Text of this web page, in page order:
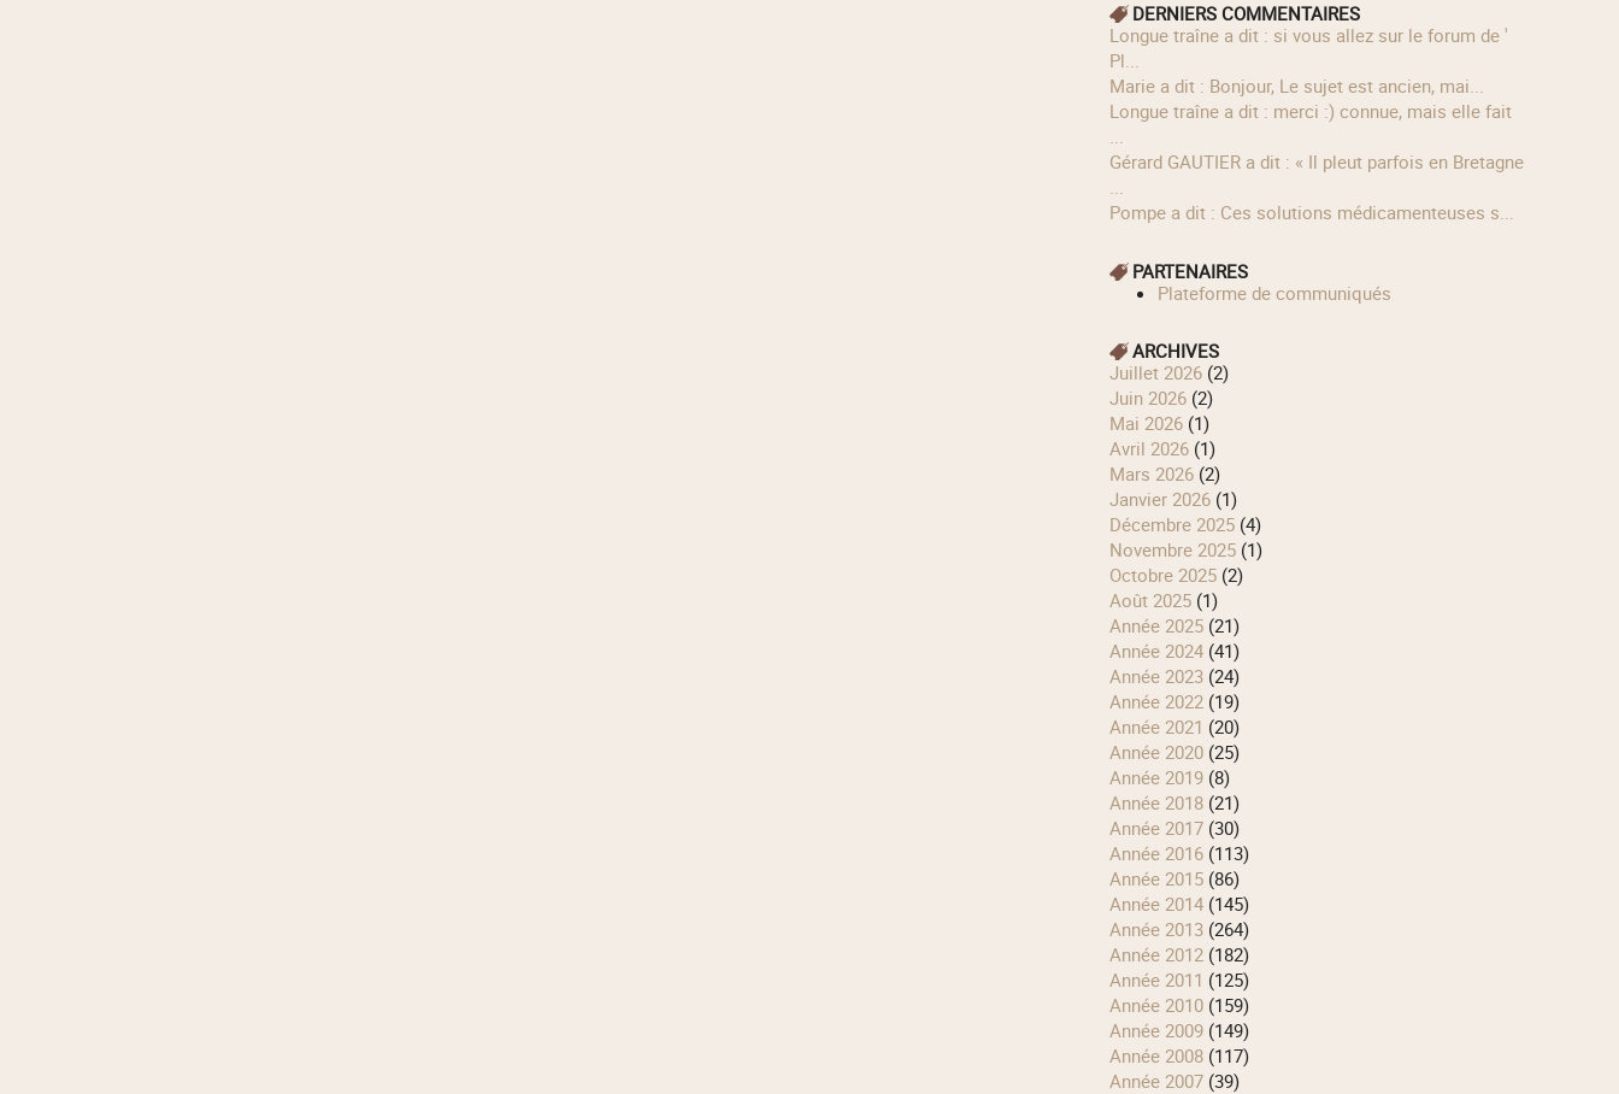
DERNIERS COMMENTAIRES
longue traîne a dit : si vous allez sur le forum de '
Pl...
Marie a dit : Bonjour, Le sujet est ancien, mai...
longue traîne a dit : merci :) connue, mais elle fait
...
Gérard GAUTIER a dit : « Il pleut parfois en Bretagne
...
Pompe a dit : Ces solutions médicamenteuses s...
PARTENAIRES
Plateforme de communiqués
ARCHIVES
juillet 2026(2)
juin 2026(2)
mai 2026(1)
avril 2026(1)
mars 2026(2)
janvier 2026(1)
décembre 2025(4)
novembre 2025(1)
octobre 2025(2)
août 2025(1)
année 2025(21)
année 2024(41)
année 2023(24)
année 2022(19)
année 2021 (20)
année 2020(25)
année 2019(8)
année 2018(21)
année 2017(30)
année 2016(113)
année 2015(86)
année 2014(145)
année 2013(264)
année 2012(182)
année 2011 (125)
année 2010(159)
année 2009(149)
année 2008(117)
année 2007(39)